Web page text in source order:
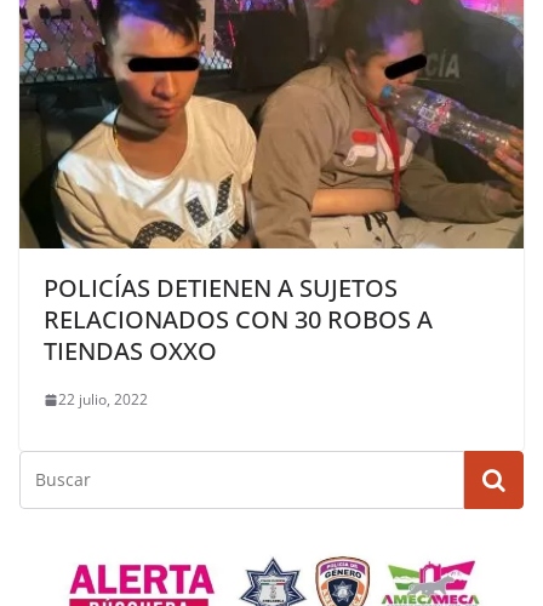
POLICÍAS DETIENEN A SUJETOS
RELACIONADOS CON 30 ROBOS A
TIENDAS OXXO
22 julio, 2022